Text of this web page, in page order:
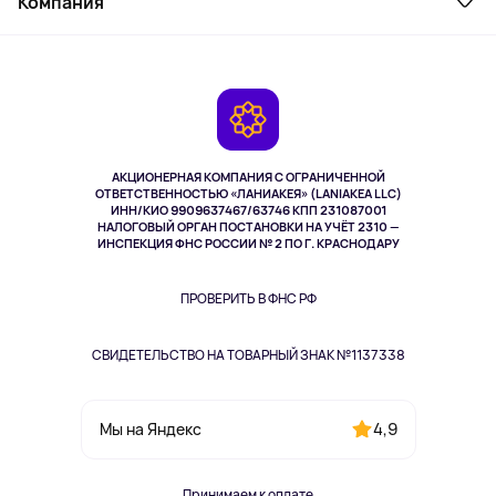
АКЦИОНЕРНАЯ КОМПАНИЯ С ОГРАНИЧЕННОЙ
ОТВЕТСТВЕННОСТЬЮ «ЛАНИАКЕЯ» (LANIAKEA LLC)
ИНН/КИО 9909637467/63746 КПП 231087001
НАЛОГОВЫЙ ОРГАН ПОСТАНОВКИ НА УЧЁТ 2310 —
ИНСПЕКЦИЯ ФНС РОССИИ № 2 ПО Г. КРАСНОДАРУ
ПРОВЕРИТЬ В ФНС РФ
СВИДЕТЕЛЬСТВО НА ТОВАРНЫЙ ЗНАК №1137338
Мы на Яндекс 4,9
Здоровье питомцев
Одежда и аксессуары